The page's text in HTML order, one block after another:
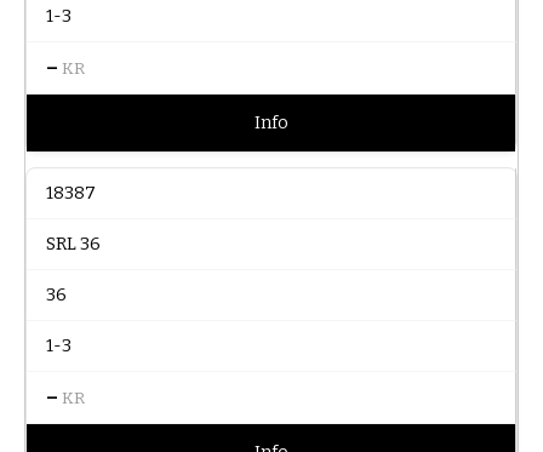
1-3
– KR
Info
18387
SRL 36
36
1-3
– KR